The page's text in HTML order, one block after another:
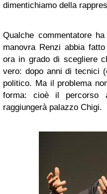
dimentichiamo della
Qualche commentatore
manovra Renzi abbia
ora in grado di scegliere
vero: dopo anni di tecnici
politico. Ma il problema
forma: cioè il percorso
raggiungerà palazzo Chigi.